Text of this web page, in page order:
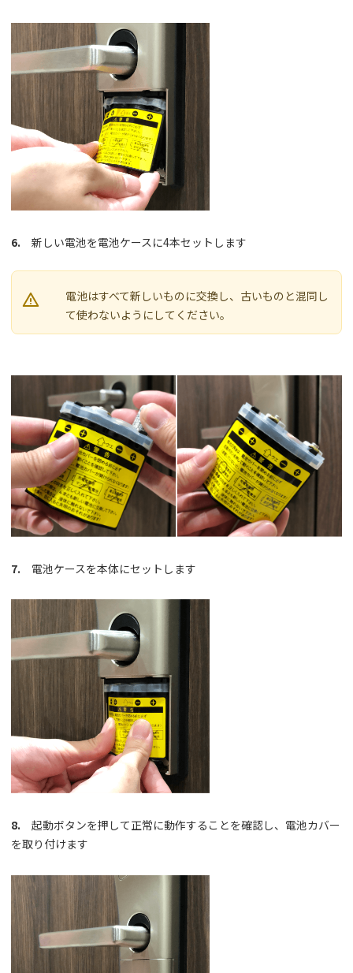
6. 新しい電池を電池ケースに4本セットします

電池はすべて新しいものに交換し、古いものと混同し
て使わないようにしてください。
7. 電池ケースを本体にセットします
8. 起動ボタンを押して正常に動作することを確認し、電池カバー
を取り付けます